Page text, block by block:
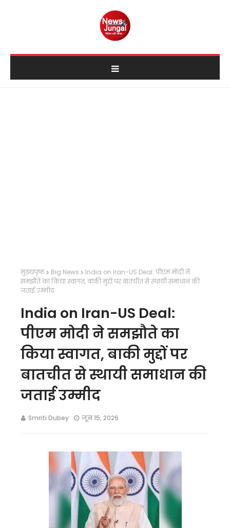
मुख्यपृष्ठ Big News
India on Iran-US Deal: पीएम मोदी ने
समझौते का किया स्वागत, बाकी मुद्दों पर बातचीत से स्थायी समाधान की
जताई उम्मीद
India on Iran-US Deal:
पीएम मोदी ने समझौते का
किया स्वागत, बाकी मुद्दों पर
बातचीत से स्थायी समाधान की
जताई उम्मीद
Smriti Dubey जून 15, 2026